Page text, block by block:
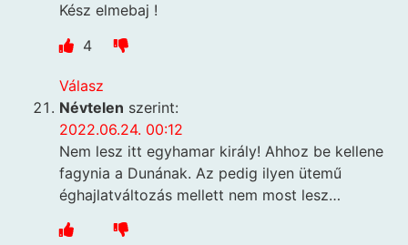
Kész elmebaj !
4
Válasz
Névtelen szerint:
2022.06.24. 00:12
Nem lesz itt egyhamar király! Ahhoz be kellene
fagynia a Dunának. Az pedig ilyen ütemű
éghajlatváltozás mellett nem most lesz…